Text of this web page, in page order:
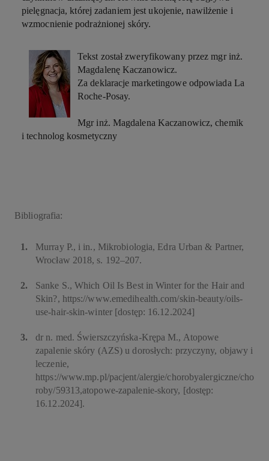
pielęgnacja, której zadaniem jest ukojenie, nawilżenie i
wzmocnienie podrażnionej skóry.
Tekst został zweryfikowany przez mgr inż.
Magdalenę Kaczanowicz.
Za deklaracje marketingowe odpowiada La
Roche-Posay.
Mgr inż. Magdalena Kaczanowicz, chemik
i technolog kosmetyczny
Bibliografia:
Murray P., i in., Mikrobiologia, Edra Urban & Partner,
Wrocław 2018, s. 192–207.
Sanke S., Which Oil Is Best in Winter for the Hair and
Skin?, https://www.emedihealth.com/skin-beauty/oils-
use-hair-skin-winter [dostęp: 16.12.2024]
dr n. med. Świerszczyńska-Krępa M., Atopowe
zapalenie skóry (AZS) u dorosłych: przyczyny, objawy i
leczenie,
https://www.mp.pl/pacjent/alergie/chorobyalergiczne/cho
roby/59313,atopowe-zapalenie-skory, [dostęp:
16.12.2024].